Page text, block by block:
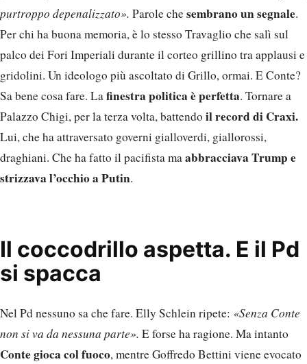
purtroppo depenalizzato». Parole chesembrano un segnale.
Per chi ha buona memoria, è lo stesso Travaglio che salì sul
palco dei Fori Imperiali durante il corteo grillino tra applausi e
gridolini. Un ideologo più ascoltato di Grillo, ormai. E Conte?
Sa bene cosa fare. Lafinestra politica è perfetta. Tornare a
Palazzo Chigi, per la terza volta, battendo il record di Craxi.
Lui, che ha attraversato governi gialloverdi, giallorossi,
draghiani. Che ha fatto il pacifista maabbracciava Trump e
strizzava l’occhio a Putin.
Il coccodrillo aspetta. E il Pd
si spacca
Nel Pd nessuno sa che fare. Elly Schlein ripete: «Senza Conte
non si va da nessuna parte». E forse ha ragione. Ma intanto
Conte gioca col fuoco, mentre Goffredo Bettini viene evocato